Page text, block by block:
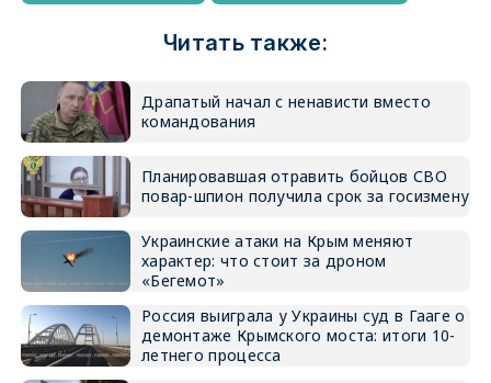
Читать также:
Драпатый начал с ненависти вместо
командования
Планировавшая отравить бойцов СВО
повар-шпион получила срок за госизмену
Украинские атаки на Крым меняют
характер: что стоит за дроном
«Бегемот»
Россия выиграла у Украины суд в Гааге о
демонтаже Крымского моста: итоги 10-
летнего процесса